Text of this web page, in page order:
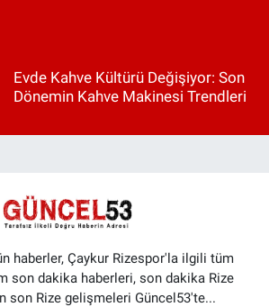
Evde Kahve Kültürü Değişiyor: Son
Dönemin Kahve Makinesi Trendleri
haberler, Çaykur Rizespor'la ilgili tüm
son dakika haberleri, son dakika Rize
son Rize gelişmeleri Güncel53'te...